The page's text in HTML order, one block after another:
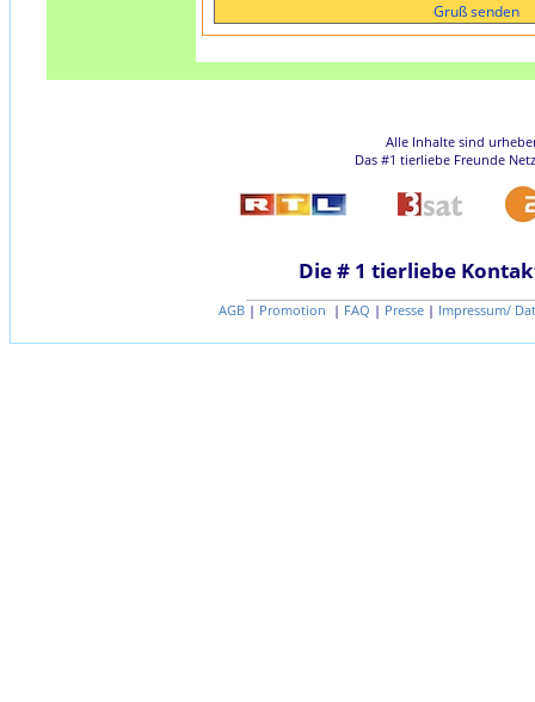
Alle Inhalte sind
Das #1 tierliebe Freunde
Die # 1 tierliebe
AGB | Promotion | FAQ | Presse | Impressum/